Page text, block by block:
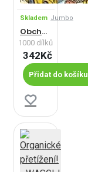
Skladem Jumbo
Obchod s hračkami
1000 dílků
342Kč
Přidat do košíku